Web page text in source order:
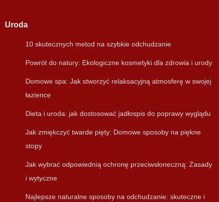
Uroda
10 skutecznych metod na szybkie odchudzanie
Powrót do natury: Ekologiczne kosmetyki dla zdrowia i urody
Domowe spa: Jak stworzyć relaksacyjną atmosferę w swojej
łazience
Dieta i uroda: jak dostosować jadłospis do poprawy wyglądu
Jak zmiękczyć twarde pięty: Domowe sposoby na piękne
stopy
Jak wybrać odpowiednią ochronę przeciwsłoneczną: Zasady
i wytyczne
Najlepsze naturalne sposoby na odchudzanie: skuteczne i